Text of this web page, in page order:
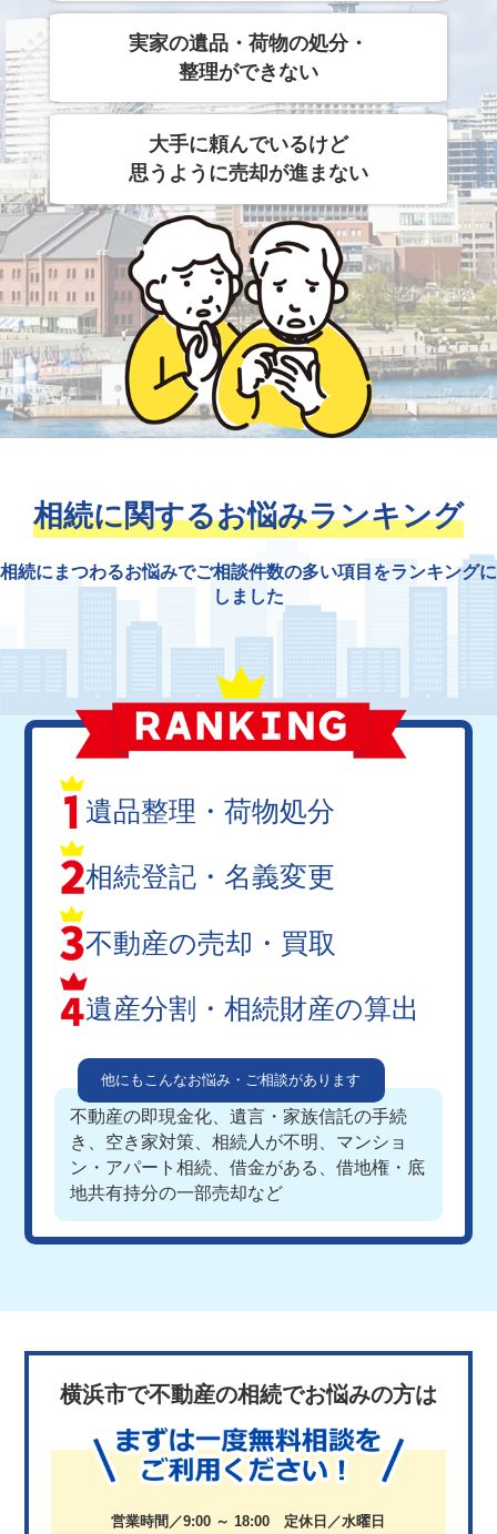
実家の遺品・荷物の処分・
整理ができない
大手に頼んでいるけど
思うように売却が進まない
相続に関するお悩みランキング
相続にまつわるお悩みでご相談件数の多い項目をランキングに
しました
遺品整理・荷物処分
相続登記・名義変更
不動産の売却・買取
遺産分割・相続財産の算出
他にもこんなお悩み・ご相談があります
不動産の即現金化、遺言・家族信託の手続
き、空き家対策、相続人が不明、マンショ
ン・アパート相続、借金がある、借地権・底
地共有持分の一部売却など
横浜市で不動産の相続でお悩みの方は
営業時間／9:00 ～ 18:00 定休日／水曜日